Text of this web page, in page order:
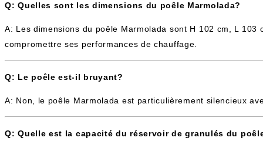
Q: Quelles sont les dimensions du poêle Marmolada?
A: Les dimensions du poêle Marmolada sont H 102 cm, L
compromettre ses performances de chauffage.
Q: Le poêle est-il bruyant?
A: Non, le poêle Marmolada est particulièrement silencieux
Q: Quelle est la capacité du réservoir de granulés du